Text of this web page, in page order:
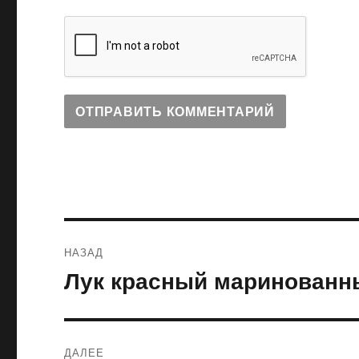
по
НАЗАД
Предыдущая
запись:
Лук красный
ДАЛЕЕ